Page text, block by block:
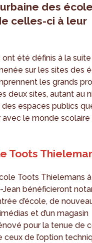
des
celles-ci à leur
été définis à la
sur les sites des
les grands
deux sites, autant au
espaces publics
le monde
Toots
Toots Thielemans à
Jean bénéficieront
d’école, de
et d’un magasin
pour la tenue de
de l’option